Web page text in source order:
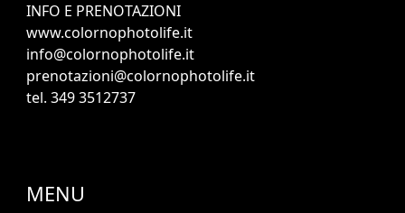
INFO E PRENOTAZIONI
www.colornophotolife.it
info@colornophotolife.it
prenotazioni@colornophotolife.it
tel. 349 3512737
MENU